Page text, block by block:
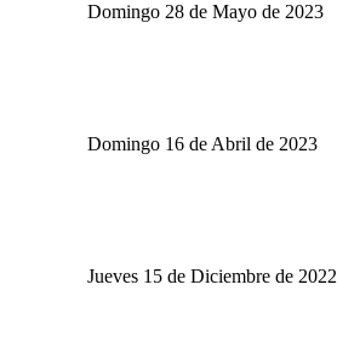
Domingo 28 de Mayo de 2023
Domingo 16 de Abril de 2023
Jueves 15 de Diciembre de 2022